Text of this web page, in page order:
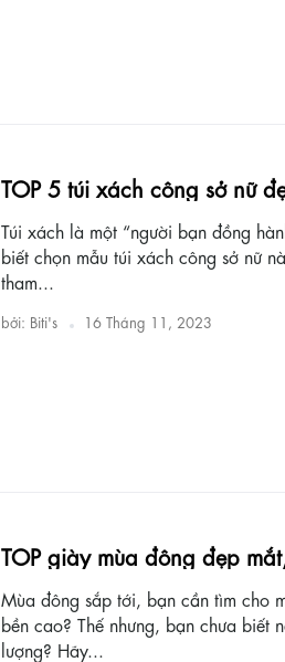
TOP 5 túi xách công sở nữ
Túi xách là một “người bạn đồng
biết chọn mẫu túi xách công sở nữ
tham...
bởi: Biti's 16 Tháng 11, 2023
TOP giày mùa đông đẹp
Mùa đông sắp tới, bạn cần tìm cho
bền cao? Thế nhưng, bạn chưa biết
lượng? Hãy...